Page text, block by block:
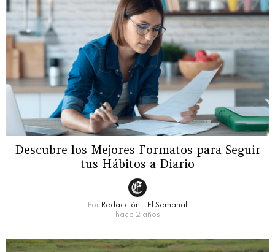
Descubre los Mejores Formatos para Seguir
tus Hábitos a Diario
Por Redacción - El Semanal
hace 2 años